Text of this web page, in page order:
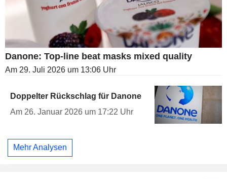
Danone: Top-line beat masks mixed quality
Am 29. Juli 2026 um 13:06 Uhr
Doppelter Rückschlag für Danone
Am 26. Januar 2026 um 17:22 Uhr
Mehr Analysen